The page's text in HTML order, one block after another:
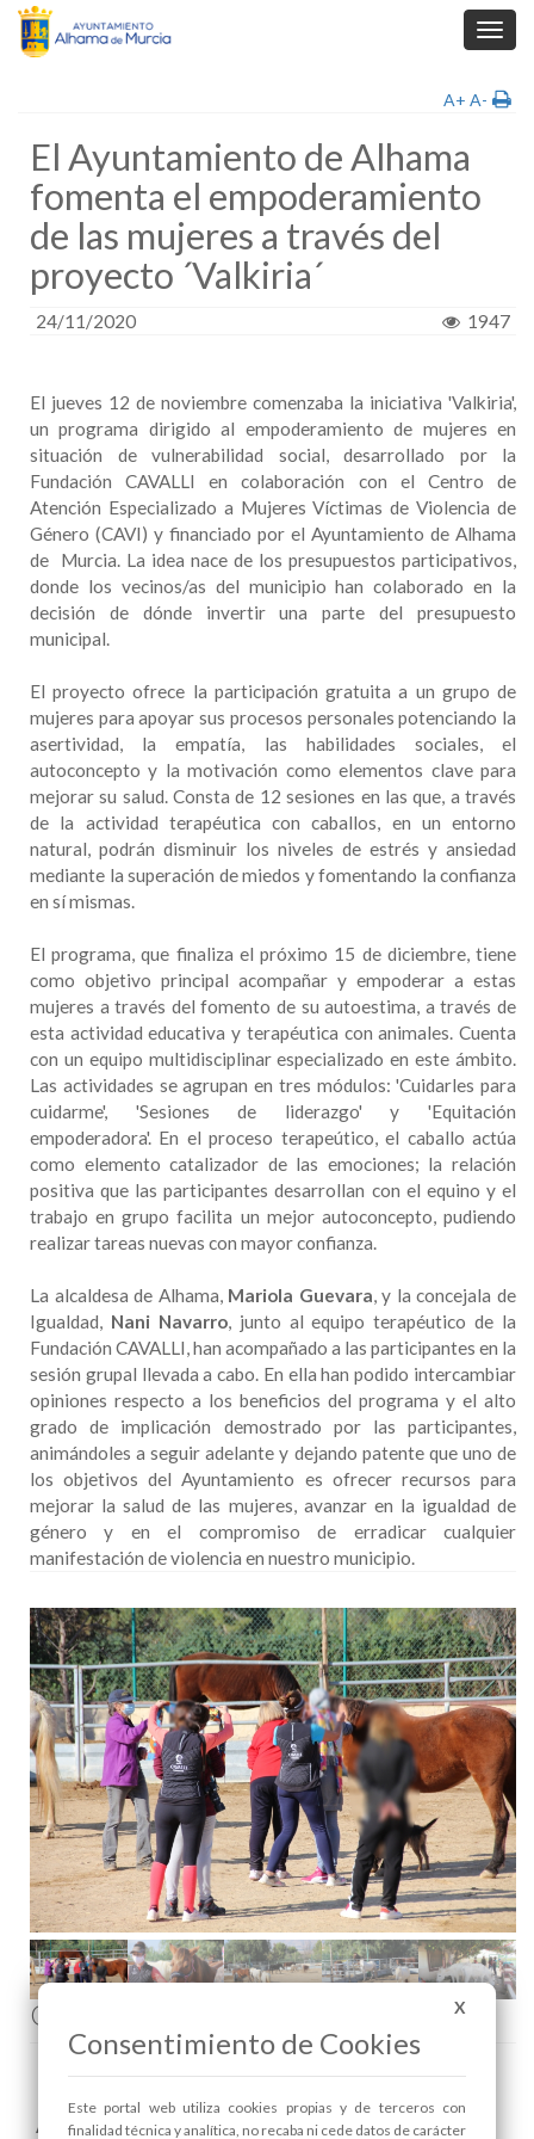
A+ A-
El Ayuntamiento de Alhama
fomenta el empoderamiento
de las mujeres a través del
proyecto ´Valkiria´
24/11/2020 1947
El jueves 12 de noviembre comenzaba la iniciativa 'Valkiria',
un programa dirigido al empoderamiento de mujeres en
situación de vulnerabilidad social, desarrollado por la
Fundación CAVALLI en colaboración con el Centro de
Atención Especializado a Mujeres Víctimas de Violencia de
Género (CAVI) y financiado por el Ayuntamiento de Alhama
de Murcia. La idea nace de los presupuestos participativos,
donde los vecinos/as del municipio han colaborado en la
decisión de dónde invertir una parte del presupuesto
municipal.
El proyecto ofrece la participación gratuita a un grupo de
mujeres para apoyar sus procesos personales potenciando la
asertividad, la empatía, las habilidades sociales, el
autoconcepto y la motivación como elementos clave para
mejorar su salud. Consta de 12 sesiones en las que, a través
de la actividad terapéutica con caballos, en un entorno
natural, podrán disminuir los niveles de estrés y ansiedad
mediante la superación de miedos y fomentando la confianza
en sí mismas.
El programa, que finaliza el próximo 15 de diciembre, tiene
como objetivo principal acompañar y empoderar a estas
mujeres a través del fomento de su autoestima, a través de
esta actividad educativa y terapéutica con animales. Cuenta
con un equipo multidisciplinar especializado en este ámbito.
Las actividades se agrupan en tres módulos: 'Cuidarles para
cuidarme', 'Sesiones de liderazgo' y 'Equitación
empoderadora'. En el proceso terapeútico, el caballo actúa
como elemento catalizador de las emociones; la relación
positiva que las participantes desarrollan con el equino y el
trabajo en grupo facilita un mejor autoconcepto, pudiendo
realizar tareas nuevas con mayor confianza.
La alcaldesa de Alhama, Mariola Guevara, y la concejala de
Igualdad, Nani Navarro, junto al equipo terapéutico de la
Fundación CAVALLI, han acompañado a las participantes en la
sesión grupal llevada a cabo. En ella han podido intercambiar
opiniones respecto a los beneficios del programa y el alto
grado de implicación demostrado por las participantes,
animándoles a seguir adelante y dejando patente que uno de
los objetivos del Ayuntamiento es ofrecer recursos para
mejorar la salud de las mujeres, avanzar en la igualdad de
género y en el compromiso de erradicar cualquier
manifestación de violencia en nuestro municipio.
Comenta esta noticia en Facebook
Areas relacionadas:
X
Consentimiento de Cookies
Este portal web utiliza cookies propias y de terceros con
finalidad técnica y analítica, no recaba ni cede datos de carácter